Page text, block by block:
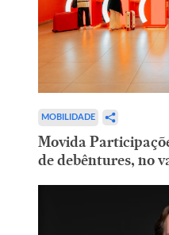
MOBILIDADE
Movida
de debêntures, no